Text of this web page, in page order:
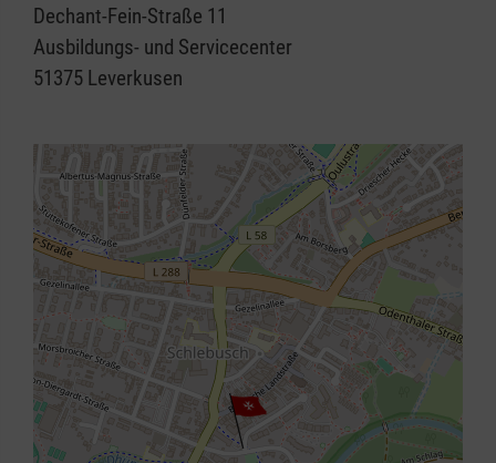
Dechant-Fein-Straße 11
Ausbildungs- und Servicecenter
51375 Leverkusen